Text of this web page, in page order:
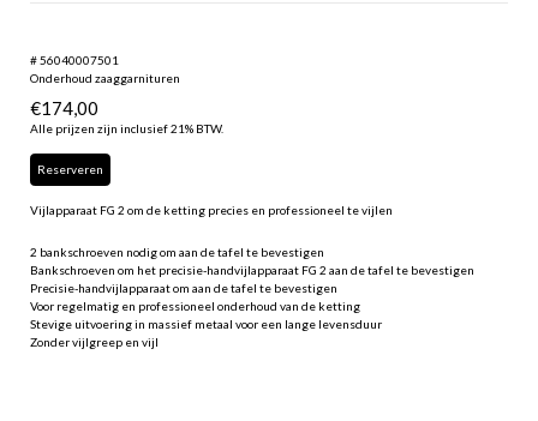
# 56040007501
Onderhoud zaaggarnituren
€174,00
Alle prijzen zijn inclusief 21% BTW.
Reserveren
Vijlapparaat FG 2 om de ketting precies en professioneel te vijlen
2 bankschroeven nodig om aan de tafel te bevestigen
Bankschroeven om het precisie-handvijlapparaat FG 2 aan de tafel te bevestigen
Precisie-handvijlapparaat om aan de tafel te bevestigen
Voor regelmatig en professioneel onderhoud van de ketting
Stevige uitvoering in massief metaal voor een lange levensduur
Zonder vijlgreep en vijl